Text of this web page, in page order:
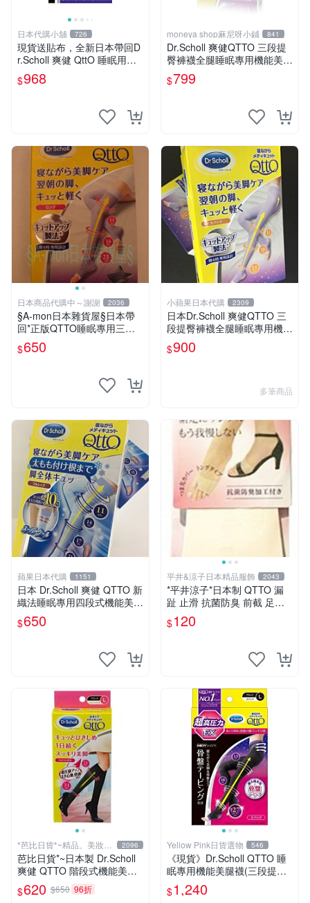
日本代購小舖 726
現貨送貼布，全新日本帶回D
r.Scholl 爽健 QttO 睡眠用機
能美腿襪 骨盆襪 骨盆加強型
$968
moneya shop麻尼呀小鋪 841
Dr.Scholl 爽健QTTO 三段提
臀褲襪全腿睡眠專用機能美腿
襪Ｍ moneya麻尼呀小舖
$799
日本商品代購中～謝謝 2036
§A-mon日本雜貨屋§日本帶
回*正版QTTO睡眠專用三段
式美腿減壓機能襪//彈性襪/修
飾機能襪 *日本製
$650
小蘋果日本代購 2309
日本Dr.Scholl 爽健QTTO 三
段提臀褲襪全腿睡眠專用機能
美腿襪
$900
多筆商品
蘋果日本代購 1151
日本 Dr.Scholl 爽健 QTTO 新
織法睡眠專用四段式機能美腿
減壓美腿襪 最新涼感設計
$650
平井&涼子日本精品服飾 2043
*平井涼子*日本制 QTTO 漏
趾 止滑 抗菌防臭 前截 足袋
襪9049DR
$120
*芭比日貨*~精品。美妝。
雜貨
2096
芭比日貨*~日本製 Dr.Scholl
爽健 QTTO 階段式機能美腿
襪 小腿機能及膝襪 外出上班
適穿 M/L現貨特價
$620 $650 96折
Yellow Pink日貨選物 546
《現貨》Dr.Scholl QTTO 睡
眠專用機能美腿襪(三段提臀
+骨盤加強)新版EX系列
$1,240